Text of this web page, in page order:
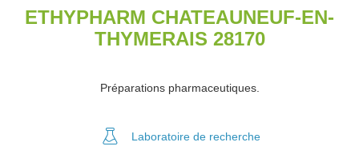
ETHYPHARM CHATEAUNEUF-EN-
THYMERAIS 28170
Préparations pharmaceutiques.
Laboratoire de recherche